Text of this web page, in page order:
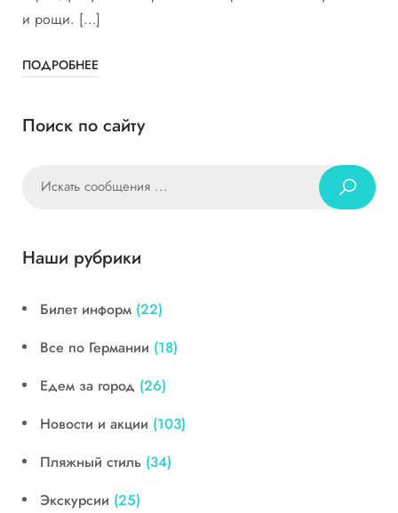
и рощи. […]
ПОДРОБНЕЕ
Поиск по сайту
Наши рубрики
Билет информ (22)
Все по Германии (18)
Едем за город (26)
Новости и акции (103)
Пляжный стиль (34)
Экскурсии (25)